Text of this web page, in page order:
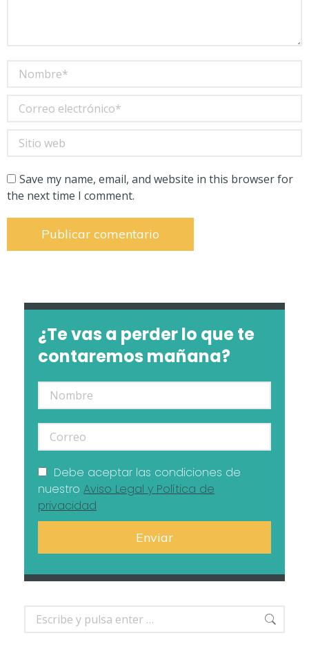
Nombre *
Correo electrónico *
Sitio web
Save my name, email, and website in this browser for
the next time I comment.
Publicar comentario
¿Te vas a perder lo que te
contaremos mañana?
Debe aceptar las condiciones de
nuestro Aviso Legal y Política de
privacidad
Buscar: